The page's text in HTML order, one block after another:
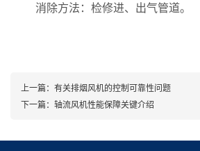
消除方法：检修进、出气管道。
上一篇： 有关排烟风机的控制可靠性问题
下一篇： 轴流风机性能保障关键介绍